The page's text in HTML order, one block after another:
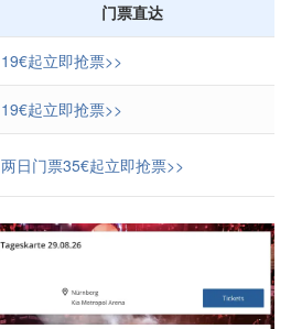
门票直达
19€起立即抢票>>
19€起立即抢票>>
两日门票35€起立即抢票>>